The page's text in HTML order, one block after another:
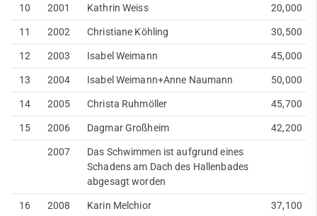
10
2001 Kathrin Weiss
20,000
11
2002 Christiane Köhling
30,500
12
2003 Isabel Weimann
45,000
13
2004 Isabel Weimann+Anne Naumann
50,000
14
2005 Christa Ruhmöller
45,700
15
2006 Dagmar Großheim
42,200
2007
Das Schwimmen ist aufgrund eines
Schadens am Dach des Hallenbades
abgesagt worden
16
2008 Karin Melchior 37,100